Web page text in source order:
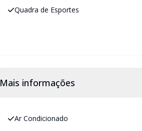
Quadra de Esportes
Mais informações
Ar Condicionado